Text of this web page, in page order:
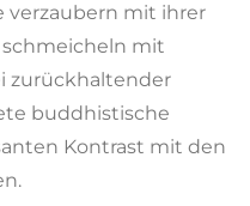
verzaubern mit ihrer
mit
zurückhaltender
buddhistische
Kontrast mit den